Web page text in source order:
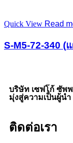
Quick View Read
S-M5-72-340 (
บริษัท เซฟโก้ ซัพ
มุ่งสู่ความเป็นผู้น
ติดต่อเรา